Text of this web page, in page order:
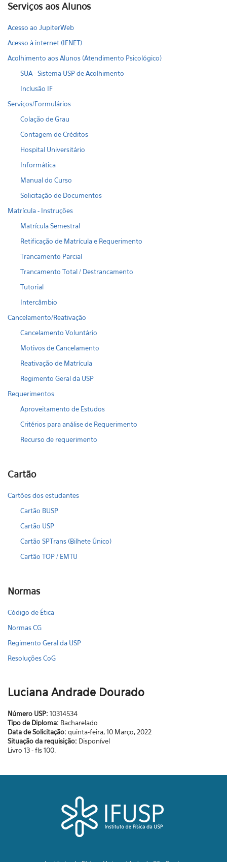
Serviços aos Alunos
Acesso ao JupiterWeb
Acesso à internet (IFNET)
Acolhimento aos Alunos (Atendimento Psicológico)
SUA - Sistema USP de Acolhimento
Inclusão IF
Serviços/Formulários
Colação de Grau
Contagem de Créditos
Hospital Universitário
Informática
Manual do Curso
Solicitação de Documentos
Matrícula - Instruções
Matrícula Semestral
Retificação de Matrícula e Requerimento
Trancamento Parcial
Trancamento Total / Destrancamento
Tutorial
Intercâmbio
Cancelamento/Reativação
Cancelamento Voluntário
Motivos de Cancelamento
Reativação de Matrícula
Regimento Geral da USP
Requerimentos
Aproveitamento de Estudos
Critérios para análise de Requerimento
Recurso de requerimento
Cartão
Cartões dos estudantes
Cartão BUSP
Cartão USP
Cartão SPTrans (Bilhete Único)
Cartão TOP / EMTU
Normas
Código de Ética
Normas CG
Regimento Geral da USP
Resoluções CoG
Luciana Andrade Dourado
Número USP: 10314534
Tipo de Diploma: Bacharelado
Data de Solicitação: quinta-feira, 10 Março, 2022
Situação da requisição: Disponível
Livro 13 - fls 100.